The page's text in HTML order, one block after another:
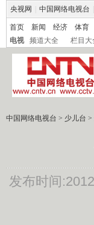
央视网 中国网络电视台
首页 新闻 经济 体育
电视
频道大全 栏目大
中国网络电视台 > 少儿台 >
发布时间